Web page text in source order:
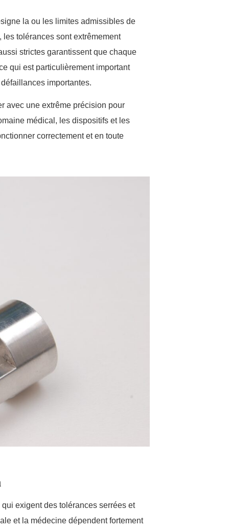
la ou les limites admissibles de
tolérances sont extrêmement
strictes garantissent que chaque
qui est particulièrement important
importantes.
avec une extrême précision pour
médical, les dispositifs et les
correctement et en toute
exigent des tolérances serrées et
et la médecine dépendent fortement